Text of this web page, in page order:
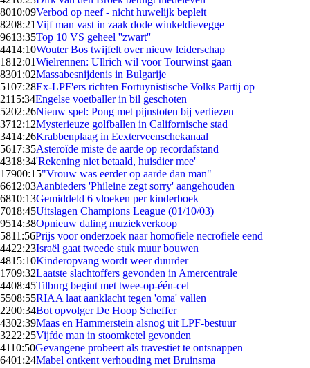
8010:09Verbod op neef - nicht huwelijk bepleit
8208:21Vijf man vast in zaak dode winkeldievegge
9613:35Top 10 VS geheel ''zwart''
4414:10Wouter Bos twijfelt over nieuw leiderschap
1812:01Wielrennen: Ullrich wil voor Tourwinst gaan
8301:02Massabesnijdenis in Bulgarije
5107:28Ex-LPF'ers richten Fortuynistische Volks Partij op
2115:34Engelse voetballer in bil geschoten
5202:26Nieuw spel: Pong met pijnstoten bij verliezen
3712:12Mysterieuze golfballen in Californische stad
3414:26Krabbenplaag in Eexterveenschekanaal
5617:35Asteroïde miste de aarde op recordafstand
4318:34'Rekening niet betaald, huisdier mee'
17900:15"Vrouw was eerder op aarde dan man"
6612:03Aanbieders 'Phileine zegt sorry' aangehouden
6810:13Gemiddeld 6 vloeken per kinderboek
7018:45Uitslagen Champions League (01/10/03)
9514:38Opnieuw daling muziekverkoop
5811:56Prijs voor onderzoek naar homofiele necrofiele eend
4422:23Israël gaat tweede stuk muur bouwen
4815:10Kinderopvang wordt weer duurder
1709:32Laatste slachtoffers gevonden in Amercentrale
4408:45Tilburg begint met twee-op-één-cel
5508:55RIAA laat aanklacht tegen 'oma' vallen
2200:34Bot opvolger De Hoop Scheffer
4302:39Maas en Hammerstein alsnog uit LPF-bestuur
3222:25Vijfde man in stoomketel gevonden
4110:50Gevangene probeert als travestiet te ontsnappen
6401:24Mabel ontkent verhouding met Bruinsma